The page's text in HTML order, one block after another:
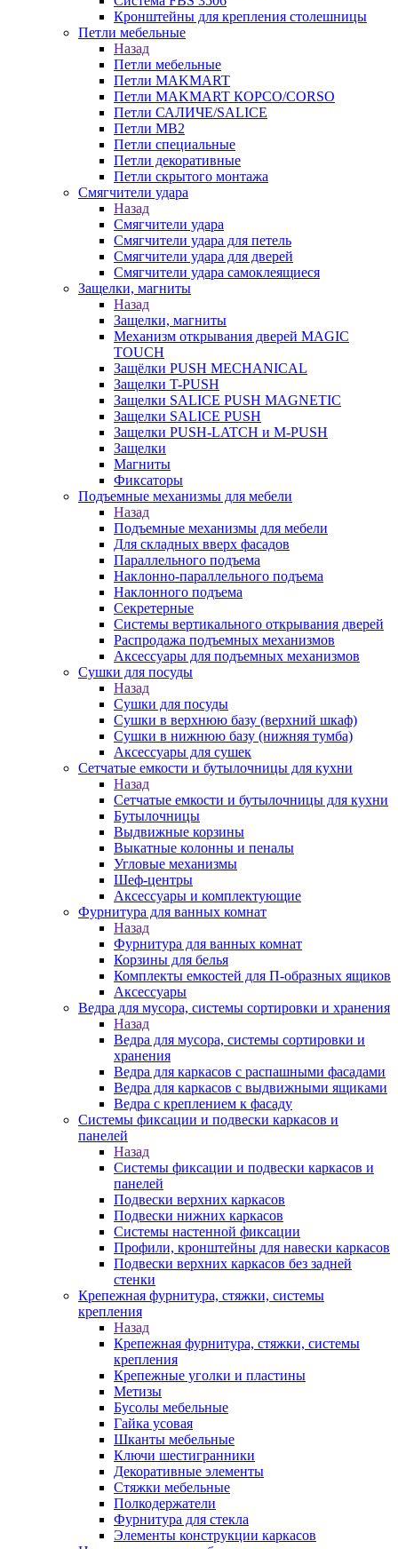
Кронштейны для крепления столешницы
Петли мебельные
Назад
Петли мебельные
Петли MAKMART
Петли MAKMART КОРСО/CORSO
Петли САЛИЧЕ/SALICE
Петли MB2
Петли специальные
Петли декоративные
Петли скрытого монтажа
Смягчители удара
Назад
Смягчители удара
Смягчители удара для петель
Смягчители удара для дверей
Cмягчители удара самоклеящиеся
Защелки, магниты
Назад
Защелки, магниты
Механизм открывания дверей MAGIC
TOUCH
Защёлки PUSH MECHANICAL
Защелки T-PUSH
Защелки SALICE PUSH MAGNETIC
Защелки SALICE PUSH
Защелки PUSH-LATCH и M-PUSH
Защелки
Магниты
Фиксаторы
Подъемные механизмы для мебели
Назад
Подъемные механизмы для мебели
Для складных вверх фасадов
Параллельного подъема
Наклонно-параллельного подъема
Наклонного подъема
Секретерные
Системы вертикального открывания дверей
Распродажа подъемных механизмов
Аксессуары для подъемных механизмов
Сушки для посуды
Назад
Сушки для посуды
Сушки в верхнюю базу (верхний шкаф)
Сушки в нижнюю базу (нижняя тумба)
Аксессуары для сушек
Сетчатые емкости и бутылочницы для кухни
Назад
Сетчатые емкости и бутылочницы для кухни
Бутылочницы
Выдвижные корзины
Выкатные колонны и пеналы
Угловые механизмы
Шеф-центры
Аксессуары и комплектующие
Фурнитура для ванных комнат
Назад
Фурнитура для ванных комнат
Корзины для белья
Комплекты емкостей для П-образных ящиков
Аксессуары
Ведра для мусора, системы сортировки и хранения
Назад
Ведра для мусора, системы сортировки и
хранения
Ведра для каркасов с распашными фасадами
Ведра для каркасов с выдвижными ящиками
Ведра с креплением к фасаду
Системы фиксации и подвески каркасов и
панелей
Назад
Системы фиксации и подвески каркасов и
панелей
Подвески верхних каркасов
Подвески нижних каркасов
Системы настенной фиксации
Профили, кронштейны для навески каркасов
Подвески верхних каркасов без задней
стенки
Крепежная фурнитура, стяжки, системы
крепления
Назад
Крепежная фурнитура, стяжки, системы
крепления
Крепежные уголки и пластины
Метизы
Бусолы мебельные
Гайка усовая
Шканты мебельные
Ключи шестигранники
Декоративные элементы
Стяжки мебельные
Полкодержатели
Фурнитура для стекла
Элементы конструкции каркасов